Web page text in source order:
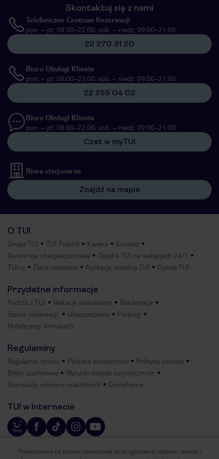
Skontaktuj się z nami
Telefoniczne Centrum Rezerwacji
pon. – pt. 08:00–22:00, sob. – niedz. 09:00–21:00
22 270 31 20
Biuro Obsługi Klienta
pon. – pt. 08:00–22:00, sob. – niedz. 09:00–21:00
22 255 04 02
Biuro Obsługi Klienta
pon. – pt. 08:00–22:00, sob. – niedz. 09:00–21:00
Czat w myTUI
Biura stacjonarne
Znajdź na mapie
O TUI
Grupa TUI TUI Poland Kariera
Kontakt
Gwarancja ubezpieczeniowa
Opieka TUI na wakacjach 24/7
TUI.cz
Dane osobowe Aplikacja mobilna TUI Opinie TUI
Przydatne informacje
Podróż z TUI Wakacje samolotem
Reklamacje
Status reklamacji
Ubezpieczenia
Parkingi
Hotele przy lotniskach
Regulaminy
Regulamin strony Polityka prywatności
Polityka cookies
Bilety czarterowe
Warunki imprez turystycznych
Standardy ochrony małoletnich
Compliance
TUI w Internecie
Prezentowane na stronie internetowej tui.pl ogłoszenia, reklamy, cenniki i